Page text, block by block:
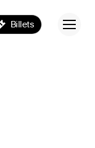
Billets